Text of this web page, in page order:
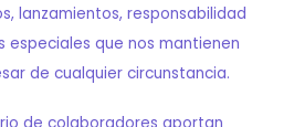
lanzamientos, responsabilidad
especiales que nos mantienen
de cualquier circunstancia.